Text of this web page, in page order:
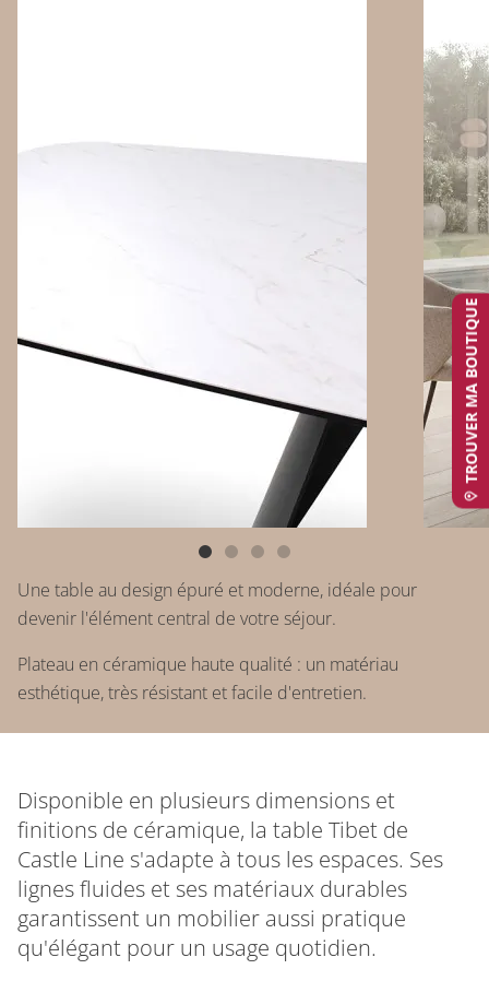
Une table au design épuré et moderne, idéale pour
devenir l'élément central de votre séjour.
Plateau en céramique haute qualité : un matériau
esthétique, très résistant et facile d'entretien.
Disponible en plusieurs dimensions et
finitions de céramique, la table Tibet de
Castle Line s'adapte à tous les espaces. Ses
lignes fluides et ses matériaux durables
garantissent un mobilier aussi pratique
qu'élégant pour un usage quotidien.
TROUVER MA BOUTIQUE